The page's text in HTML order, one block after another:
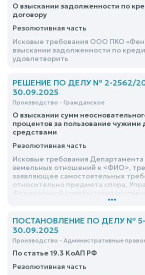
О взыскании задолженности по
договору
Резолютивная часть
Исковые требования ООО ПКО
взыскании задолженности по
удовлетворить
РЕШЕНИЕ ПО ДЕЛУ № 2-2562/
30.09.2025
Производство - Гражданское
О взыскании сумм
процентов за пользование
средствами
Резолютивная часть
Исковые требования
земельных отношений к <ФИО>,
заявляющее самостоятельных
относительно предмета спора,
Федеральной службы
кадастра и картографии по
процентов за пользование чужими
средствами, удовлетворить
...
ПОСТАНОВЛЕНИЕ ПО ДЕЛУ №
30.09.2025
Производство - Административные
По статье 19.3 КоАП РФ
Резолютивная часть